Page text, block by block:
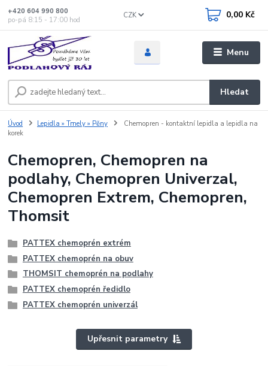
Menu
CZK
Hledat
+420 604 990 800
po-pá 8:15 - 17:00 hod
0,00 Kč
Úvod Lepidla » Tmely » Pěny
Chemopren - kontaktní lepidla a lepidla na
korek
Chemopren, Chemopren na
podlahy, Chemopren Univerzal,
Chemopren Extrem, Chemopren,
Thomsit
PATTEX chemoprén extrém
PATTEX chemoprén na obuv
THOMSIT chemoprén na podlahy
PATTEX chemoprén ředidlo
PATTEX chemoprén univerzál
Upřesnit parametry